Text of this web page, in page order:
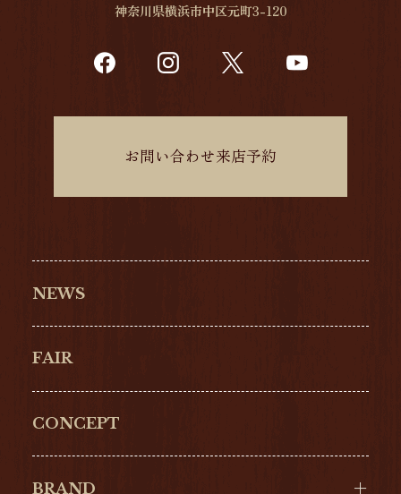
NEWS
FAIR
CONCEPT
BRAND
神奈川県横浜市中区元町3-120
お問い合わせ来店予約